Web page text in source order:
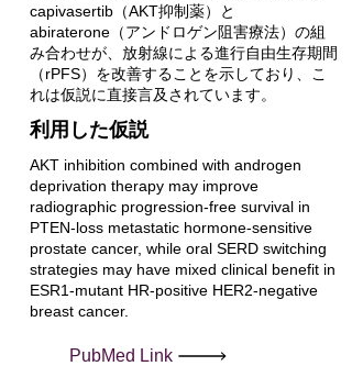
capivasertib（AKT抑制薬）と
abiraterone（アンドロゲン阻害療法）の組
み合わせが、放射線による進行自由生存期間
（rPFS）を改善することを示しており、こ
れは仮説に直接言及されています。
利用した仮説
AKT inhibition combined with androgen
deprivation therapy may improve
radiographic progression-free survival in
PTEN-loss metastatic hormone-sensitive
prostate cancer, while oral SERD switching
strategies may have mixed clinical benefit in
ESR1-mutant HR-positive HER2-negative
breast cancer.
PubMed Link